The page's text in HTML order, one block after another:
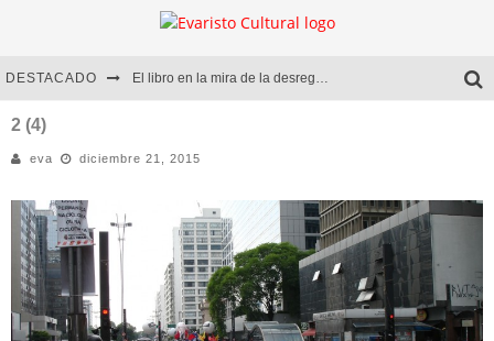
DESTACADO El libro en la mira de la desregulación
Diego Meret | Hotel Acapulco
Alejandra Correa | La nieve
2 (4)
eva diciembre 21, 2015